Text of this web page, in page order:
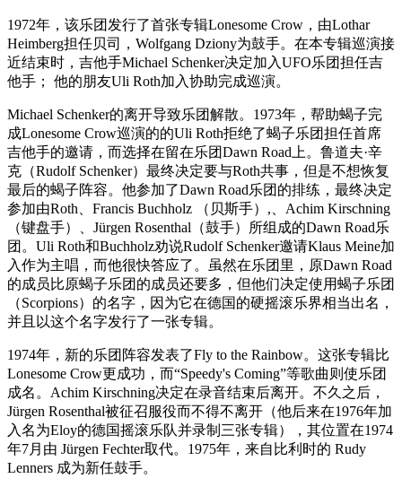
1972年，该乐团发行了首张专辑Lonesome Crow，由Lothar
Heimberg担任贝司，Wolfgang Dziony为鼓手。在本专辑巡演接
近结束时，吉他手Michael Schenker决定加入UFO乐团担任吉
他手； 他的朋友Uli Roth加入协助完成巡演。
Michael Schenker的离开导致乐团解散。1973年，帮助蝎子完
成Lonesome Crow巡演的的Uli Roth拒绝了蝎子乐团担任首席
吉他手的邀请，而选择在留在乐团Dawn Road上。鲁道夫·辛
克（Rudolf Schenker）最终决定要与Roth共事，但是不想恢复
最后的蝎子阵容。他参加了Dawn Road乐团的排练，最终决定
参加由Roth、Francis Buchholz （贝斯手）,、Achim Kirschning
（键盘手）、Jürgen Rosenthal（鼓手）所组成的Dawn Road乐
团。Uli Roth和Buchholz劝说Rudolf Schenker邀请Klaus Meine加
入作为主唱，而他很快答应了。虽然在乐团里，原Dawn Road
的成员比原蝎子乐团的成员还要多，但他们决定使用蝎子乐团
（Scorpions）的名字，因为它在德国的硬摇滚乐界相当出名，
并且以这个名字发行了一张专辑。
1974年，新的乐团阵容发表了Fly to the Rainbow。这张专辑比
Lonesome Crow更成功，而“Speedy's Coming”等歌曲则使乐团
成名。Achim Kirschning决定在录音结束后离开。不久之后，
Jürgen Rosenthal被征召服役而不得不离开（他后来在1976年加
入名为Eloy的德国摇滚乐队并录制三张专辑），其位置在1974
年7月由 Jürgen Fechter取代。1975年，来自比利时的 Rudy
Lenners 成为新任鼓手。